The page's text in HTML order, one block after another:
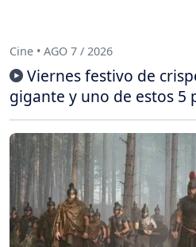
Cine • AGO 7 / 2026
Viernes festivo de
gigante y uno de estos 5